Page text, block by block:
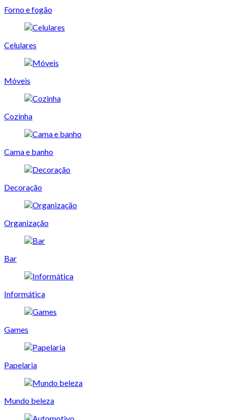
Forno e fogão
Celulares
Móveis
Cozinha
Cama e banho
Decoração
Organização
Bar
Informática
Games
Papelaria
Mundo beleza